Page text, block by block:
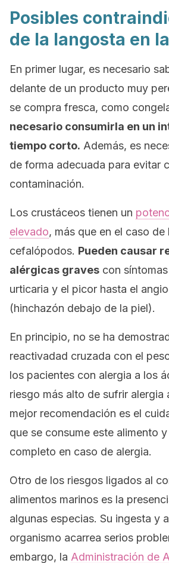
Posibles
de la langosta en
En primer lugar, es necesario
delante de un producto muy
se compra fresca, como
necesario consumirla en un
tiempo corto. Además, es
de forma adecuada para evitar
contaminación.
Los crustáceos tienen un
elevado, más que en el caso
cefalópodos. Pueden causar
alérgicas graves con
urticaria y el picor hasta el
(hinchazón debajo de la piel).
En principio, no se ha
reactivadad cruzada con el
los pacientes con alergia a los
riesgo más alto de sufrir alergia
mejor recomendación es el
que se consume este alimento
completo en caso de alergia.
Otro de los riesgos ligados al
alimentos marinos es la
algunas especias. Su ingesta y
organismo acarrea serios
embargo, la Administración de